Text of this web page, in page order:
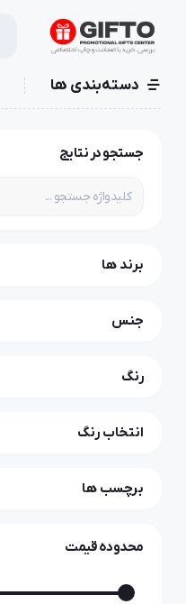
دسته‌بندی ها
جستجو در نتایج
برند ها
جنس
رنگ
انتخاب رنگ
برچسب ها
محدوده قیمت